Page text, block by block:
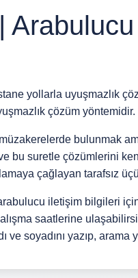
Arabulucu
yollarla uyuşmazlık
çözüm yöntemidir.
bulunmak
bu suretle çözümlerini
çağlayan tarafsız
iletişim bilgileri
saatlerine
soyadını yazıp, arama